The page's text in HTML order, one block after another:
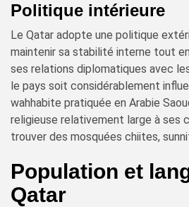
Politique intérieure
Le Qatar adopte une politique
maintenir sa stabilité interne tout
ses relations diplomatiques avec
le pays soit considérablement
wahhabite pratiquée en Arabie
religieuse relativement large à ses
trouver des mosquées chiites,
Population et
Qatar